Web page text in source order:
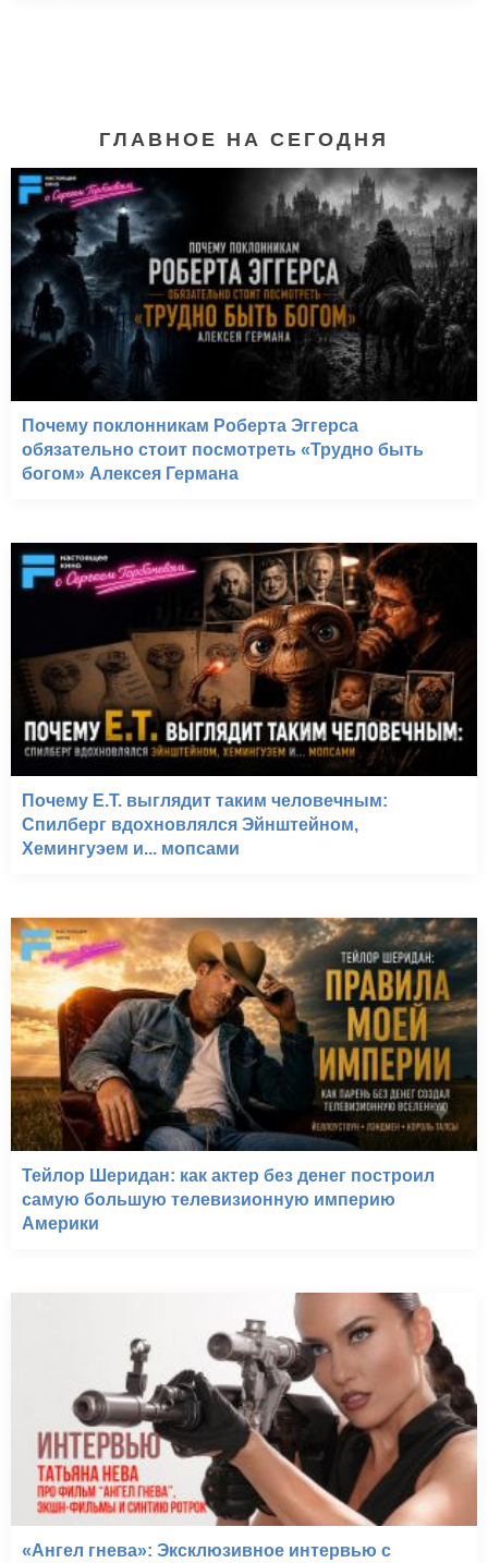
ГЛАВНОЕ НА СЕГОДНЯ
Почему поклонникам Роберта Эггерса
обязательно стоит посмотреть «Трудно быть
богом» Алексея Германа
Почему E.T. выглядит таким человечным:
Спилберг вдохновлялся Эйнштейном,
Хемингуэем и... мопсами
Тейлор Шеридан: как актер без денег построил
самую большую телевизионную империю
Америки
«Ангел гнева»: Эксклюзивное интервью с